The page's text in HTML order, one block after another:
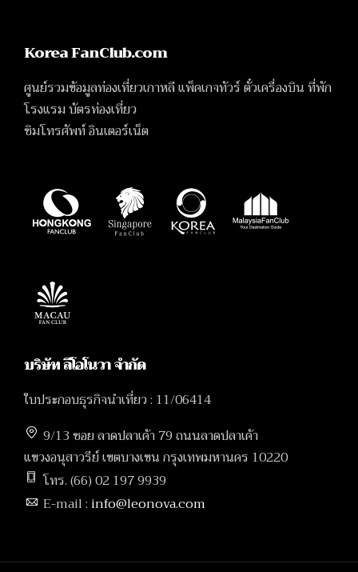
Korea FanClub.com
ศูนย์รวมข้อมูลท่องเที่ยวเกาหลี แพ็คเกจทัวร์ ตั๋วเครื่องบิน ที่พัก
โรงแรม บัตรท่องเที่ยว
ซิมโทรศัพท์ อินเตอร์เน็ต
บริษัท ลีโอโนวา จำกัด
ใบประกอบธุรกิจนำเที่ยว : 11/06414
9/13 ซอย ลาดปลาเค้า 79 ถนนลาดปลาเค้า
แขวงอนุสาวรีย์ เขตบางเขน กรุงเทพมหานคร 10220
โทร. (66) 02 197 9939
E-mail : info@leonova.com